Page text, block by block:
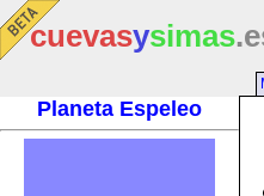
cuevasysimas
Planeta Espeleo